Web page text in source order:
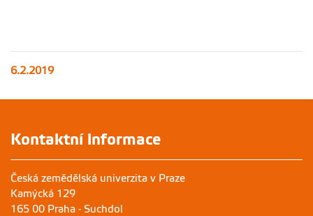
6.2.2019
Kontaktní informace
Česká zemědělská univerzita v Praze
Kamýcká 129
165 00 Praha - Suchdol